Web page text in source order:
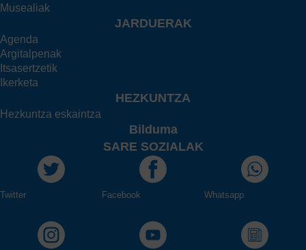
Musealiak
JARDUERAK
Agenda
Argitalpenak
Itsasertzetik
Ikerketa
HEZKUNTZA
Hezkuntza eskaintza
Bilduma
SARE SOZIALAK
Twitter Facebook Whatsapp